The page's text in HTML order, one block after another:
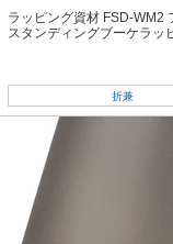
ラッピング資材 FSD-WM2
スタンディングブーケラッ
折兼